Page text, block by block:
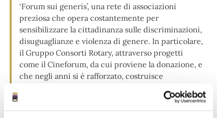
‘Forum sui generis’, una rete di associazioni
preziosa che opera costantemente per
sensibilizzare la cittadinanza sulle discriminazioni,
disuguaglianze e violenza di genere. In particolare,
il Gruppo Consorti Rotary, attraverso progetti
come il Cineforum, da cui proviene la donazione, e
che negli anni si è rafforzato, costruisce
della scuola per promuovere una cultura di